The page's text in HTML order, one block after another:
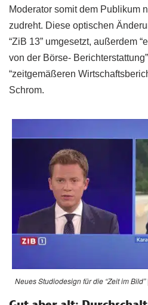
Moderator somit dem Publikum
zudreht. Diese optischen
“ZiB 13” umgesetzt, außerdem
von der Börse-
“zeitgemäßeren
Schrom.
Neues Studiodesign für die “Zeit im